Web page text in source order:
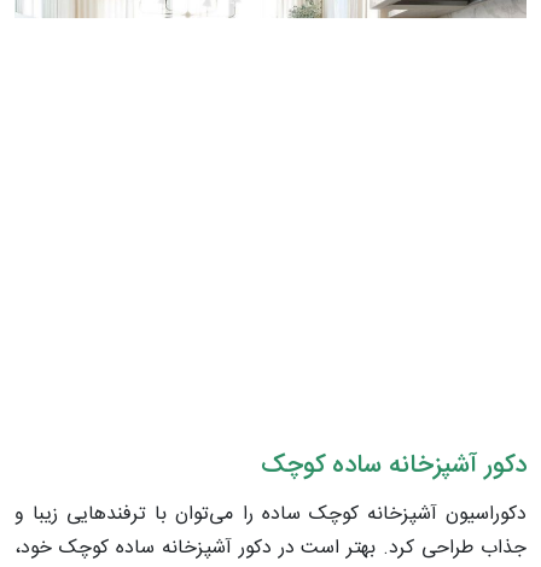
دکور آشپزخانه ساده کوچک
دکوراسیون آشپزخانه‌ کوچک ساده را می‌توان با ترفندهایی زیبا و
جذاب طراحی کرد. بهتر است در دکور آشپزخانه ساده‌ کوچک خود،